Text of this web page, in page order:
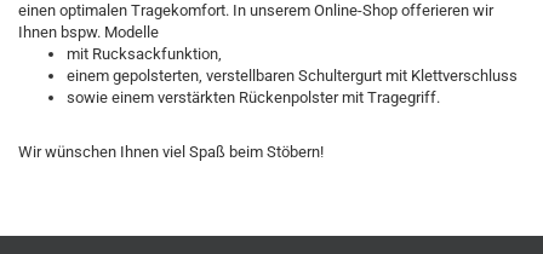
einen optimalen Tragekomfort. In unserem Online-Shop offerieren wir
Ihnen bspw. Modelle
mit Rucksackfunktion,
einem gepolsterten, verstellbaren Schultergurt mit Klettverschluss
sowie einem verstärkten Rückenpolster mit Tragegriff.
Wir wünschen Ihnen viel Spaß beim Stöbern!